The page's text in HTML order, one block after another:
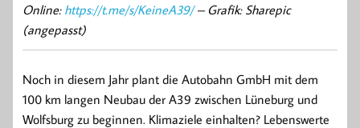
Online: https://t.me/s/KeineA39/– Grafik: Sharepic
(angepasst)
Noch in diesem Jahr plant die Autobahn GmbH mit dem
100 km langen Neubau der A39 zwischen Lüneburg und
Wolfsburg zu beginnen. Klimaziele einhalten? Lebenswerte